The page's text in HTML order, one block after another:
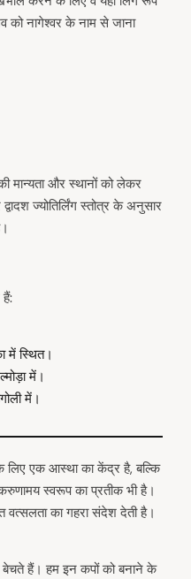
को नागेश्वर के नाम से जाना
मान्यता और स्थानों को लेकर
ज्योतिर्लिंग स्तोत्र के अनुसार
हैं:
में स्थित।
में।
में।
लिए एक आस्था का केंद्र है, बल्कि
स्वरूप का प्रतीक भी है।
का गहरा संदेश देती है।
बेचते हैं। हम इन कपों को बनाने के